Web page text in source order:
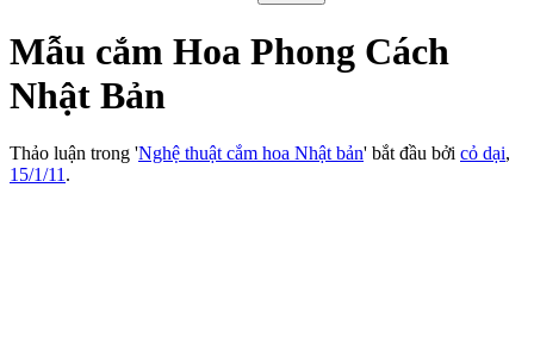
Mẫu cắm Hoa Phong Cách
Nhật Bản
Thảo luận trong 'Nghệ thuật cắm hoa Nhật bản' bắt đầu bởi cỏ dại,
15/1/11.